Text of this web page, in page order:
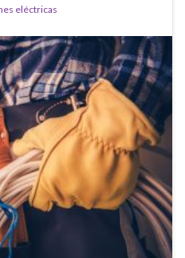
eléctricas